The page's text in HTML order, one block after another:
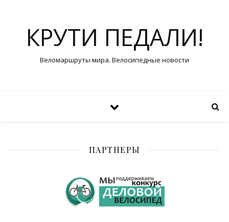
КРУТИ ПЕДАЛИ!
Веломаршруты мира. Велосипедные новости
ПАРТНЕРЫ